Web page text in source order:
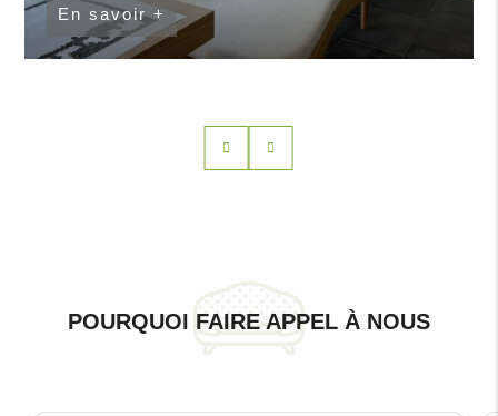
En savoir +
POURQUOI FAIRE APPEL À NOUS